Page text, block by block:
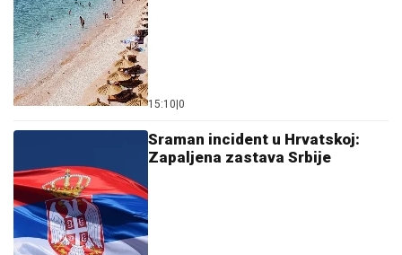
15:10 0
Sraman incident u Hrvatskoj:
Zapaljena zastava Srbije